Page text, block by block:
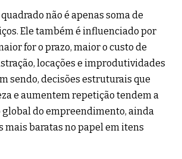
não é apenas soma de
Ele também é influenciado por
for o prazo, maior o custo de
locações e improdutividades
sendo, decisões estruturais que
e aumentem repetição tendem a
do empreendimento, ainda
mais baratas no papel em itens